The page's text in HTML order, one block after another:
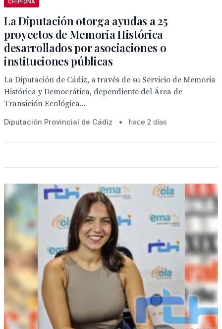
CHIPIONA
La Diputación otorga ayudas a 25
proyectos de Memoria Histórica
desarrollados por asociaciones o
instituciones públicas
La Diputación de Cádiz, a través de su Servicio de Memoria
Histórica y Democrática, dependiente del Área de
Transición Ecológica...
Diputación Provincial de Cádiz • hace 2 días